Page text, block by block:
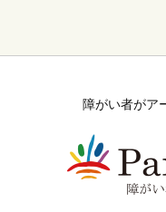
障がい者がア